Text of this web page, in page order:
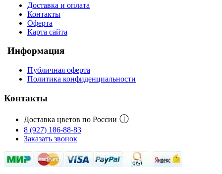
Доставка и оплата
Контакты
Оферта
Карта сайта
Информация
Публичная оферта
Политика конфиденциальности
Контакты
Доставка цветов по России ⓘ
8 (927) 186-88-83
Заказать звонок